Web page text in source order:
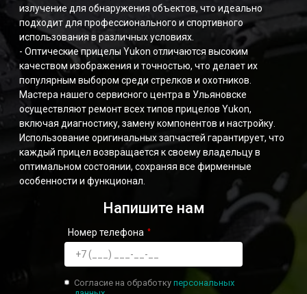
излучение для обнаружения объектов, что идеально
подходит для профессионального и спортивного
использования в различных условиях.
- Оптические прицелы Yukon отличаются высоким
качеством изображения и точностью, что делает их
популярным выбором среди стрелков и охотников.
Мастера нашего сервисного центра в Ульяновске
осуществляют ремонт всех типов прицелов Yukon,
включая диагностику, замену компонентов и настройку.
Использование оригинальных запчастей гарантирует, что
каждый прицел возвращается к своему владельцу в
оптимальном состоянии, сохраняя все фирменные
особенности и функционал.
Напишите нам
Номер телефона
Согласие на обработку персональных